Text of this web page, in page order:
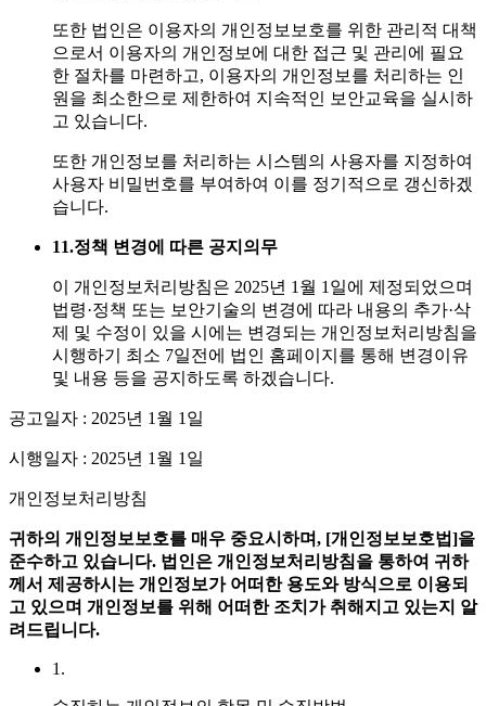
또한 법인은 이용자의 개인정보보호를 위한 관리적 대책
으로서 이용자의 개인정보에 대한 접근 및 관리에 필요
한 절차를 마련하고, 이용자의 개인정보를 처리하는 인
원을 최소한으로 제한하여 지속적인 보안교육을 실시하
고 있습니다.
또한 개인정보를 처리하는 시스템의 사용자를 지정하여
사용자 비밀번호를 부여하여 이를 정기적으로 갱신하겠
습니다.
11.정책 변경에 따른 공지의무
이 개인정보처리방침은 2025년 1월 1일에 제정되었으며
법령·정책 또는 보안기술의 변경에 따라 내용의 추가·삭
제 및 수정이 있을 시에는 변경되는 개인정보처리방침을
시행하기 최소 7일전에 법인 홈페이지를 통해 변경이유
및 내용 등을 공지하도록 하겠습니다.
공고일자 : 2025년 1월 1일
시행일자 : 2025년 1월 1일
개인정보처리방침
귀하의 개인정보보호를 매우 중요시하며, [개인정보보호법]을
준수하고 있습니다. 법인은 개인정보처리방침을 통하여 귀하
께서 제공하시는 개인정보가 어떠한 용도와 방식으로 이용되
고 있으며 개인정보를 위해 어떠한 조치가 취해지고 있는지 알
려드립니다.
1.